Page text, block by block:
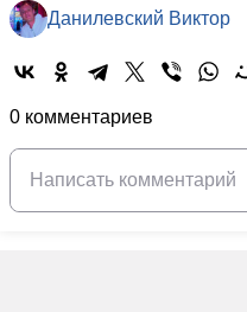
Данилевский Виктор
0 комментариев